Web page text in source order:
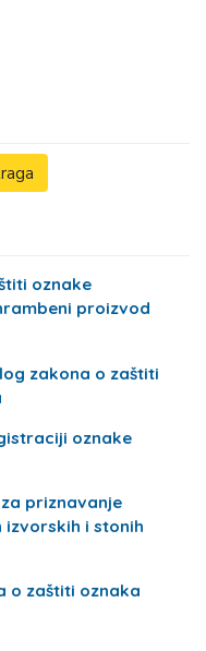
oznake
proizvod
zakona o zaštiti
oznake
priznavanje
i stonih
o zaštiti oznaka